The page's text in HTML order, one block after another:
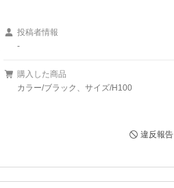
投稿者情報
-
購入した商品
カラー/ブラック、サイズ/H100
違反報告